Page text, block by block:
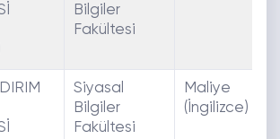
Bilgiler
Fakültesi
Siyasal
Bilgiler
Fakültesi
Maliye
(İngilizce)